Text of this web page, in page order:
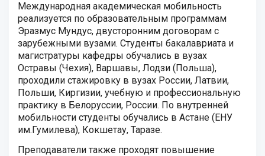
Международная академическая мобильность
реализуется по образовательным программам
Эразмус Мундус, двусторонним договорам с
зарубежными вузами. Студенты бакалавриата и
магистратуры кафедры обучались в вузах
Остравы (Чехия), Варшавы, Лодзи (Польша),
проходили стажировку в вузах России, Латвии,
Польши, Киргизии, учебную и профессиональную
практику в Белоруссии, России. По внутренней
мобильности студенты обучались в Астане (ЕНУ
им.Гумилева), Кокшетау, Таразе.
Преподаватели также проходят повышение